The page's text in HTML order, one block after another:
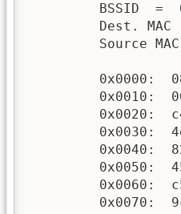
BSSID  =
Dest. MAC
Source
0x0000:
0x0010:
0x0020:
0x0030:
0x0040:
0x0050:
0x0060:
0x0070: